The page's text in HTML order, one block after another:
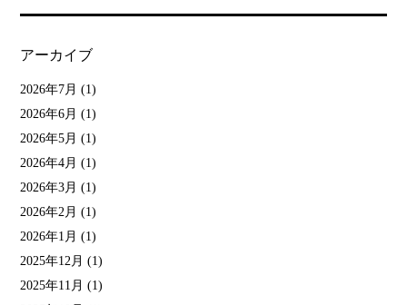
アーカイブ
2026年7月 (1)
2026年6月 (1)
2026年5月 (1)
2026年4月 (1)
2026年3月 (1)
2026年2月 (1)
2026年1月 (1)
2025年12月 (1)
2025年11月 (1)